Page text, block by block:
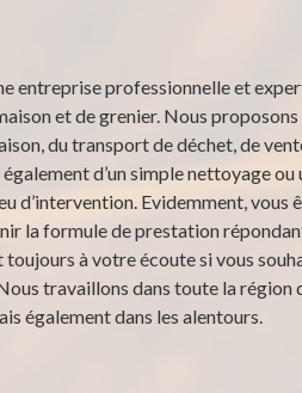
entreprise professionnelle et
et de grenier. Nous proposons
du transport de déchet, de
d’un simple nettoyage ou
d’intervention. Evidemment, vous
la formule de prestation
à votre écoute si vous
travaillons dans toute la région
également dans les alentours.